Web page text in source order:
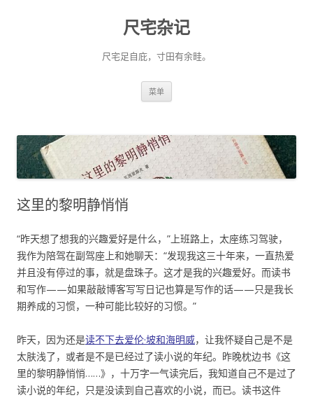
尺宅杂记
尺宅足自庇，寸田有余畦。
菜单
这里的黎明静悄悄
“昨天想了想我的兴趣爱好是什么，”上班路上，太座练习驾驶，
我作为陪驾在副驾座上和她聊天：“发现我这三十年来，一直热爱
并且没有停过的事，就是盘珠子。这才是我的兴趣爱好。而读书
和写作——如果敲敲博客写写日记也算是写作的话——只是我长
期养成的习惯，一种可能比较好的习惯。”
昨天，因为还是读不下去爱伦·坡和海明威，让我怀疑自己是不是
太肤浅了，或者是不是已经过了读小说的年纪。昨晚枕边书《这
里的黎明静悄悄……》，十万字一气读完后，我知道自己不是过了
读小说的年纪，只是没读到自己喜欢的小说，而已。读书这件